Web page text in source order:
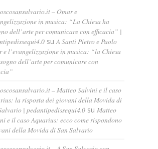
– Omar e
in musica: “La Chiesa ha
dell’arte per comunicare con efficacia” |
suA Santi Pietro e Paolo
e l’evangelizzazione in musica: “la Chiesa
dell’arte per comunicare con
– Matteo Salvini e il caso
la risposta dei giovani della Movida di
| pedantipedissequi4.0 suMatteo
e il caso Aquarius: ecco come rispondono
della Movida di San Salvario